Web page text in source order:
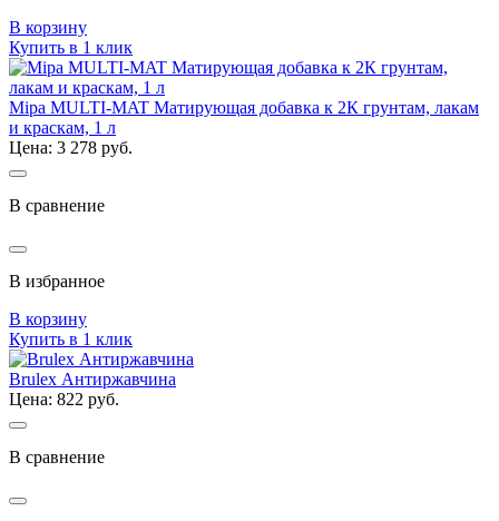
В корзину
Купить в 1 клик
Mipa MULTI-MAT Матирующая добавка к 2К грунтам, лакам
и краскам, 1 л
Цена: 3 278 руб.
В сравнение
В избранное
В корзину
Купить в 1 клик
Brulex Антиржавчина
Цена: 822 руб.
В сравнение